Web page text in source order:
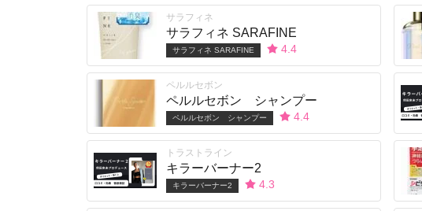
サラフィネ
サラフィネ SARAFINE
サラフィネ SARAFINE 4.4
ペルルセボン
ペルルセボン シャンプー
ペルルセボン シャンプー 4.4
トラストライン
キラーバーナー2
キラーバーナー2 4.3